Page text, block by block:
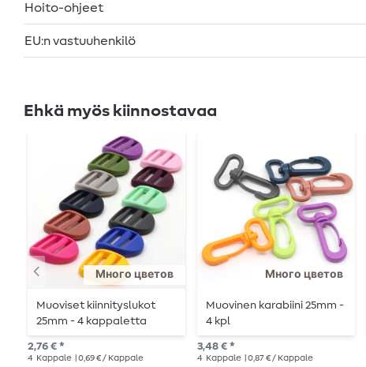
Hoito-ohjeet
EU:n vastuuhenkilö
Ehkä myös kiinnostavaa
Много цветов
Muoviset kiinnityslukot
25mm - 4 kappaletta
2,76 € *
4 Kappale | 0,69 € / Kappale
Много цветов
Muovinen karabiini 25mm -
4 kpl
3,48 € *
4 Kappale | 0,87 € / Kappale